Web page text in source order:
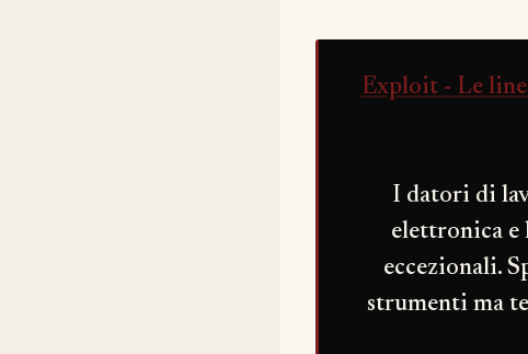
Exploit - Le
I datori di
elettronica e
eccezionali.
strumenti ma